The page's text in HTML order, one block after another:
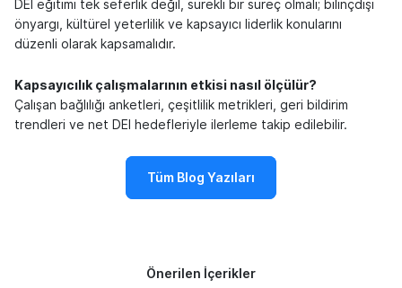
DEI eğitimi tek seferlik değil, sürekli bir süreç olmalı; bilinçdışı
önyargı, kültürel yeterlilik ve kapsayıcı liderlik konularını
düzenli olarak kapsamalıdır.
Kapsayıcılık çalışmalarının etkisi nasıl ölçülür?
Çalışan bağlılığı anketleri, çeşitlilik metrikleri, geri bildirim
trendleri ve net DEI hedefleriyle ilerleme takip edilebilir.
Tüm Blog Yazıları
Önerilen İçerikler